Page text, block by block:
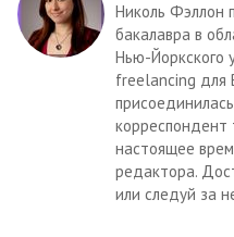
Николь Фэллон
бакалавра в
Нью-Йоркского
freelancing для
корреспондент
настоящее
редактора.
или следуй за